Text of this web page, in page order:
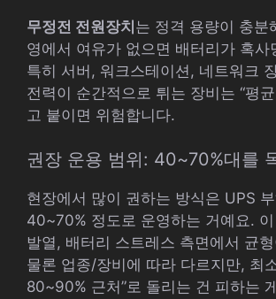
무정전 전원장치는 정격 용량이 충분
영에서 여유가 없으면 배터리가 혹사
특히 서버, 워크스테이션, 네트워크
전력이 순간적으로 튀는 장비는 “평
고 붙이면 위험합니다.
권장 운용 범위: 40~70%대를
현장에서 많이 권하는 방식은 UPS
40~70% 정도로 운영하는 거예요.
발열, 배터리 스트레스 측면에서 균
물론 업종/장비에 따라 다르지만, 최
80~90% 근처”로 돌리는 건 피하는